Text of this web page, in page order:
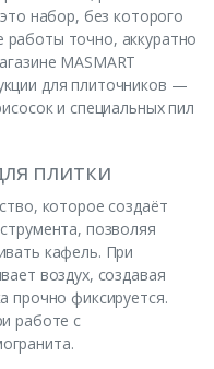
набор, без которого
точно, аккуратно
MASMART
для плиточников —
и специальных пил
плитки
которое создаёт
позволяя
кафель. При
воздух, создавая
прочно фиксируется.
работе с